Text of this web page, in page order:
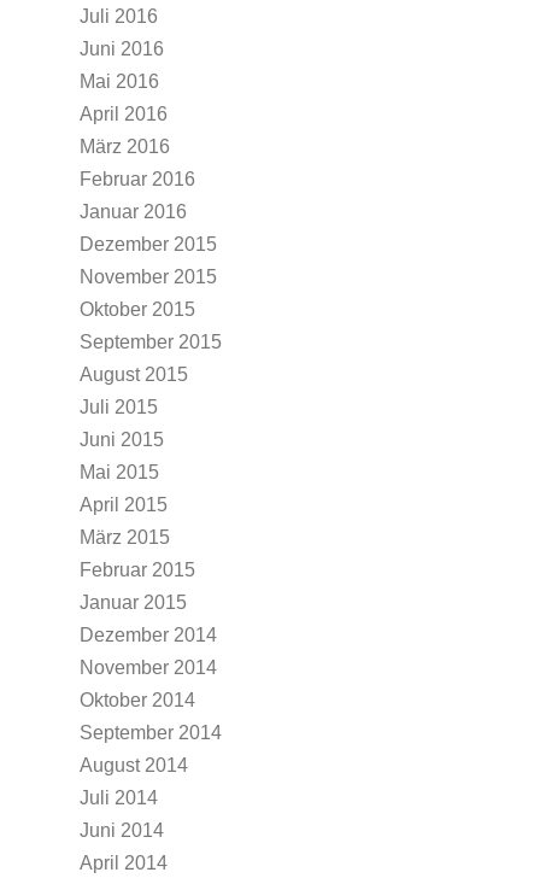
Juli 2016
Juni 2016
Mai 2016
April 2016
März 2016
Februar 2016
Januar 2016
Dezember 2015
November 2015
Oktober 2015
September 2015
August 2015
Juli 2015
Juni 2015
Mai 2015
April 2015
März 2015
Februar 2015
Januar 2015
Dezember 2014
November 2014
Oktober 2014
September 2014
August 2014
Juli 2014
Juni 2014
April 2014